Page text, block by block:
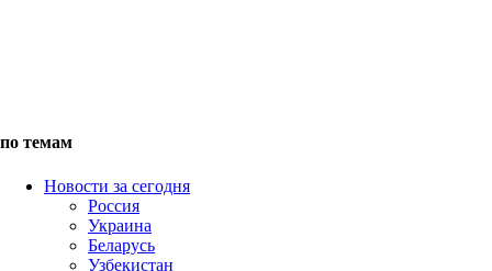
по темам
Новости за сегодня
Россия
Украина
Беларусь
Узбекистан